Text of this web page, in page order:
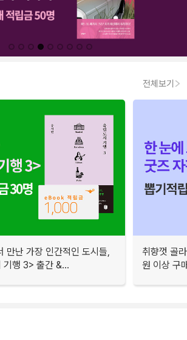
전체보기
만난 가장 인간적인 도시들,
기행 3> 출간 &...
취향껏 골
원 이상 구